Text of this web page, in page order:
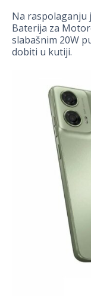
Na raspolaganju
Baterija za
slabašnim 20W
dobiti u kutiji.